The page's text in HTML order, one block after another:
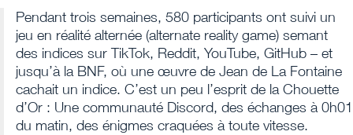
Pendant trois semaines, 580 participants ont suivi un
jeu en réalité alternée (alternate reality game) semant
des indices sur TikTok, Reddit, YouTube, GitHub – et
jusqu’à la BNF, où une œuvre de Jean de La Fontaine
cachait un indice. C’est un peu l’esprit de la Chouette
d’Or : Une communauté Discord, des échanges à 0h01
du matin, des énigmes craquées à toute vitesse.